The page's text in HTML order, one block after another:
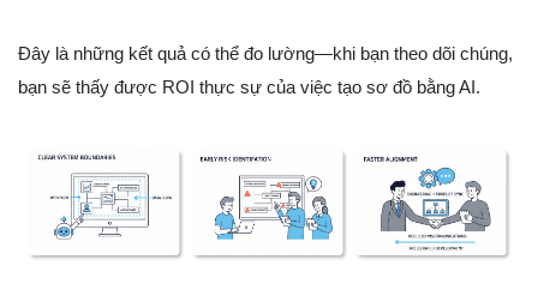
Đây là những kết quả có thể đo lường—khi bạn theo dõi chúng,
bạn sẽ thấy được ROI thực sự của việc tạo sơ đồ bằng AI.